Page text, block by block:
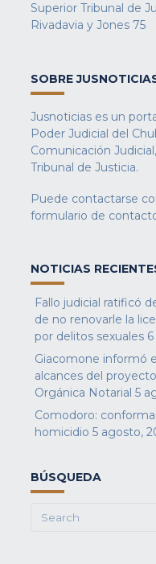
Superior Tribunal de
Rivadavia y Jones 75
SOBRE
Jusnoticias es un
Poder Judicial del
Comunicación
Tribunal de Justicia.
Puede contactarse
formulario de
NOTICIAS
Fallo judicial ratificó
de no renovarle la
por delitos sexuales
Giacomone informó
alcances del
Orgánica Notarial 5
Comodoro:
homicidio 5 agosto,
BÚSQUEDA
Search